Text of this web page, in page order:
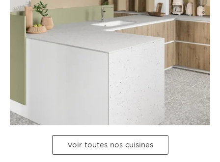
Voir toutes nos cuisines